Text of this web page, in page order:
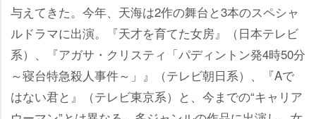
与えてきた。今年、天海は2作の舞台と3本のスペシャ
ルドラマに出演。『天才を育てた女房』（日本テレビ
系）、『アガサ・クリスティ「パディントン発4時50分
～寝台特急殺人事件～」』（テレビ朝日系）、『Aで
はない君と』（テレビ東京系）と、今までの“キャリア